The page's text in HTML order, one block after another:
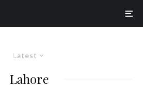
Latest
Lahore